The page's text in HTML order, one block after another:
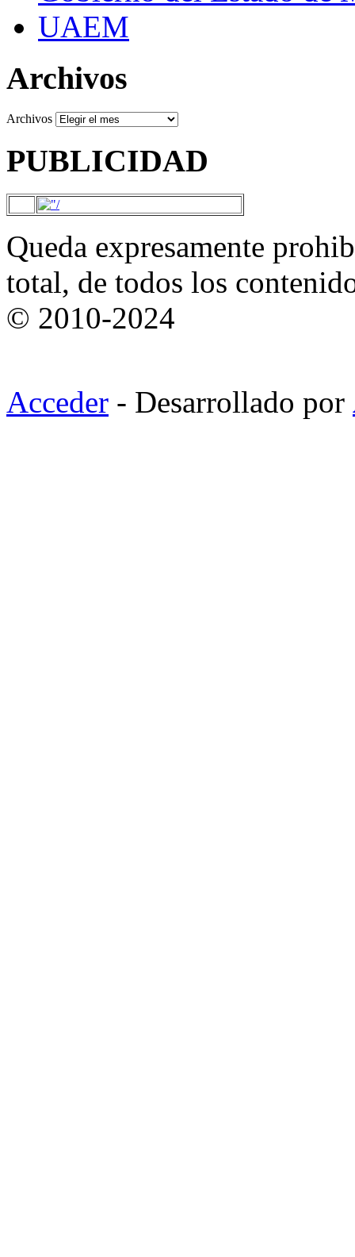
UAEM
Archivos
Archivos
PUBLICIDAD
Queda expresamente
total, de todos los
© 2010-2024
Acceder - Desarrollado por